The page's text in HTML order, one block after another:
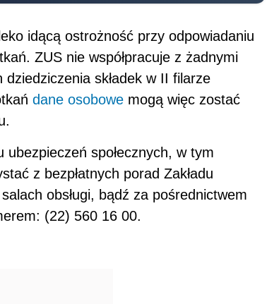
idącą ostrożność przy odpowiadaniu
ZUS nie współpracuje z żadnymi
składek w II filarze
dane osobowe mogą więc zostać
społecznych, w tym
z bezpłatnych porad Zakładu
obsługi, bądź za pośrednictwem
(22) 560 16 00.